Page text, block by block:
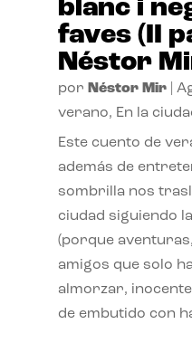
blanc i
faves (II
Néstor
por Néstor Mir|
verano, En la
Este cuento de
además de
sombrilla nos
ciudad siguiendo
(porque
amigos que solo
almorzar,
de embutido con